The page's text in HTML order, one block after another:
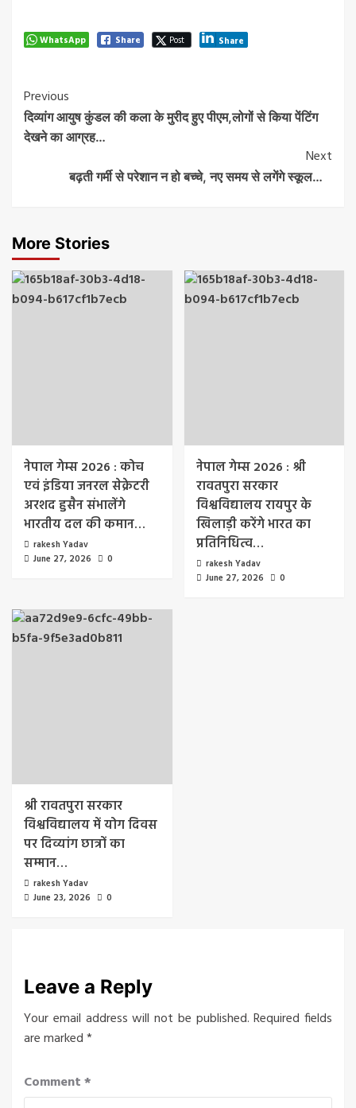
WhatsApp Share Post Share
Post
Navigation
Previous
दिव्यांग आयुष कुंडल की कला के मुरीद हुए पीएम,लोगों से किया पेंटिंग
देखने का आग्रह…
Next
बढ़ती गर्मी से परेशान न हो बच्चे, नए समय से लगेंगे स्कूल…
More Stories
नेपाल गेम्स 2026 : कोच
एवं इंडिया जनरल सेक्रेटरी
अरशद हुसैन संभालेंगे
भारतीय दल की कमान…
rakesh Yadav
June 27, 2026
0
नेपाल गेम्स 2026 : श्री
रावतपुरा सरकार
विश्वविद्यालय रायपुर के
खिलाड़ी करेंगे भारत का
प्रतिनिधित्व…
rakesh Yadav
June 27, 2026
0
श्री रावतपुरा सरकार
विश्वविद्यालय में योग दिवस
पर दिव्यांग छात्रों का
सम्मान…
rakesh Yadav
June 23, 2026
0
Leave a Reply
Your email address will not be published. Required fields
are marked*
Comment*